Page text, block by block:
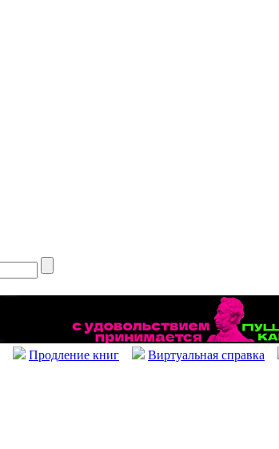
Продление книг Виртуальная справка